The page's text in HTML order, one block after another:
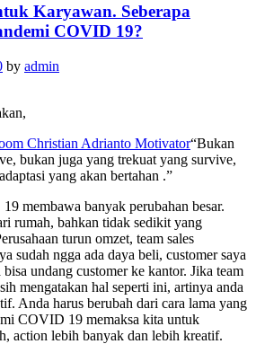
Karyawan. Seberapa
COVID 19?
by admin
“Bukan
bukan juga yang trekuat yang survive,
yang akan bertahan .”
membawa banyak perubahan besar.
rumah, bahkan tidak sedikit yang
turun omzet, team sales
sudah ngga ada daya beli, customer saya
undang customer ke kantor. Jika team
mengatakan hal seperti ini, artinya anda
Anda harus berubah dari cara lama yang
COVID 19 memaksa kita untuk
action lebih banyak dan lebih kreatif.